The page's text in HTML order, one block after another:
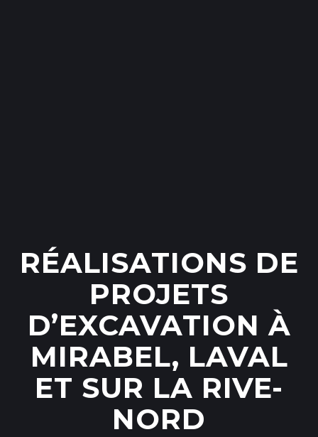
RÉALISATIONS DE
PROJETS
D’EXCAVATION À
MIRABEL, LAVAL
ET SUR LA RIVE-
NORD